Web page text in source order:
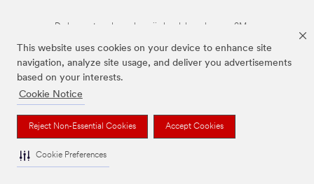
This website uses cookies on your device to enhance site
navigation, analyze site usage, and deliver you advertisements
based on your interests.
Cookie Notice
Reject Non-Essential Cookies Accept Cookies
Cookie Preferences
De bovenstaande merken zijn handelsmerken van 3M.we